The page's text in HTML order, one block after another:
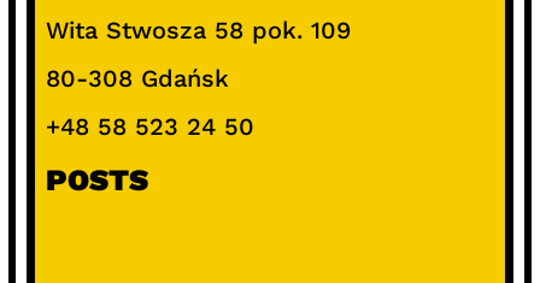
Wita Stwosza 58 pok. 109
80-308 Gdańsk
+48 58 523 24 50
POSTS